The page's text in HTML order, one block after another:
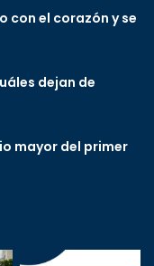
con el corazón y se
dejan de
mayor del primer